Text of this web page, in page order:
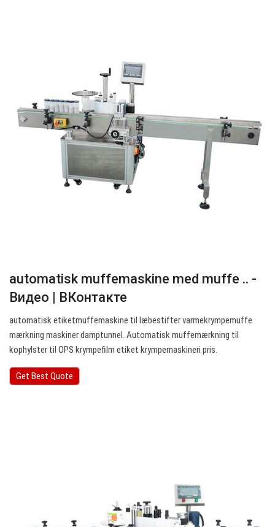
automatisk muffemaskine med muffe .. -
Видео | ВКонтакте
automatisk etiketmuffemaskine til læbestifter varmekrympemuffe
mærkning maskiner damptunnel. Automatisk muffemærkning til
kophylster til OPS krympefilm etiket krympemaskineri pris.
Get Best Quote